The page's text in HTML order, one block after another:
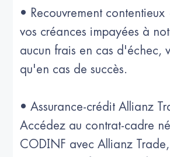
• Recouvrement
vos créances impayées à
aucun frais en cas d'échec,
qu'en cas de succès.
• Assurance-crédit Allianz
Accédez au contrat-cadre
CODINF avec Allianz